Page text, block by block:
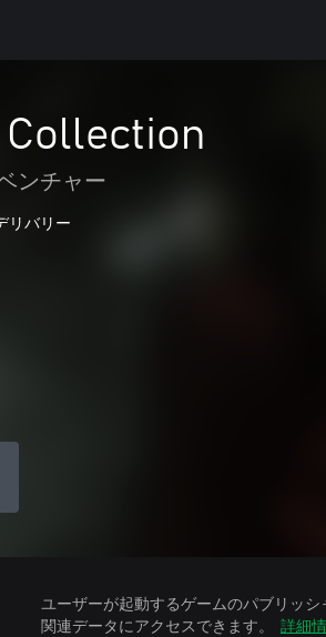
ンチャー
リバリー
ユーザーが起動するゲームのパブリッ
関連データにアクセスできます。
詳細